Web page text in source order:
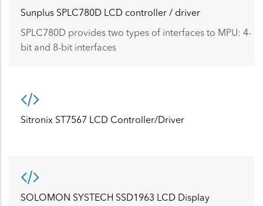
Sunplus SPLC780D LCD controller / driver
SPLC780D provides two types of interfaces to MPU: 4-
bit and 8-bit interfaces
Sitronix ST7567 LCD Controller/Driver
SOLOMON SYSTECH SSD1963 LCD Display